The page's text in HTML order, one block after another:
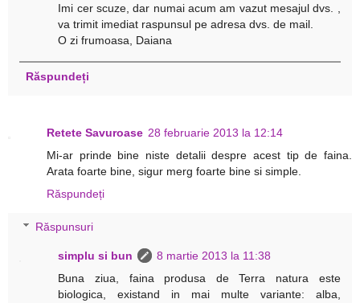
Imi cer scuze, dar numai acum am vazut mesajul dvs. ,
va trimit imediat raspunsul pe adresa dvs. de mail.
O zi frumoasa, Daiana
Răspundeți
Retete Savuroase 28 februarie 2013 la 12:14
Mi-ar prinde bine niste detalii despre acest tip de faina.
Arata foarte bine, sigur merg foarte bine si simple.
Răspundeți
Răspunsuri
simplu si bun
8 martie 2013 la 11:38
Buna ziua, faina produsa de Terra natura este
biologica, existand in mai multe variante: alba,